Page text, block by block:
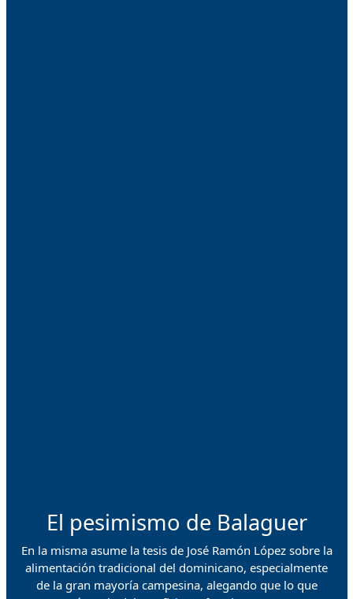
El pesimismo de Balaguer
En la misma asume la tesis de José Ramón López sobre la
alimentación tradicional del dominicano, especialmente
de la gran mayoría campesina, alegando que lo que